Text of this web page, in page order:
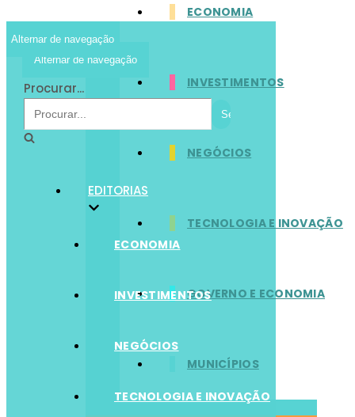
ECONOMIA
INVESTIMENTOS
NEGÓCIOS
TECNOLOGIA E INOVAÇÃO
GOVERNO E ECONOMIA
MUNICÍPIOS
Alternar de navegação
Alternar de navegação
Procurar...
EDITORIAS
ECONOMIA
INVESTIMENTOS
NEGÓCIOS
TECNOLOGIA E INOVAÇÃO